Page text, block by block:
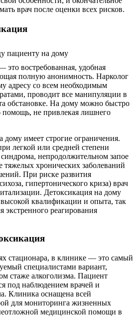
врач после оценки всех рисков.
это востребованная, удобная
полную анонимность. Нарколог
адресу со всем необходимым
проводит все манипуляции в
обстановке. На дому можно быстро
не привлекая лишнего
дому имеет строгие ограничения.
легкой или средней степени
непродолжительном запое
тяжелых хронических заболеваний
При риске развития
гипертонического криза) врач
Детоксикация на дому
высокой квалификации и опыта, так
экстренного реагирования
стационара, в клинике — это самый
специалистами вариант,
стаже алкоголизма. Пациент
под наблюдением врачей и
Клиника оснащена всей
для мониторинга жизненных
медицинской помощи в